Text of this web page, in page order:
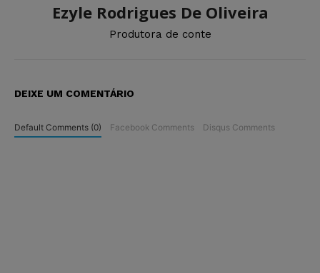
Ezyle Rodrigues De Oliveira
Produtora de conte
DEIXE UM COMENTÁRIO
Default Comments (0) Facebook Comments Disqus Comments